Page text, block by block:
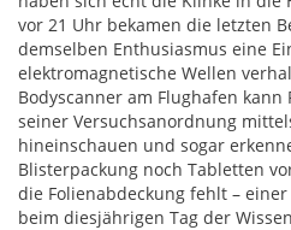
vor 21 Uhr bekamen die letzten
demselben Enthusiasmus eine
elektromagnetische Wellen
Bodyscanner am Flughafen kann
seiner Versuchsanordnung
hineinschauen und sogar
Blisterpackung noch Tabletten
die Folienabdeckung fehlt –
beim diesjährigen Tag der